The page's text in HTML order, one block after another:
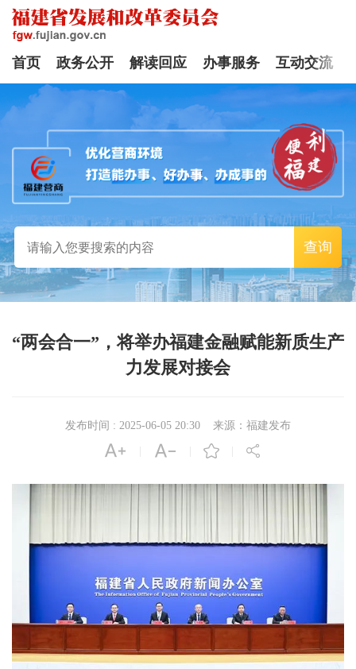
首页 政务公开 解读回应 办事服务 互动交流
查询
“两会合一”，将举办福建金融赋能新质生产
力发展对接会
发布时间 : 2025-06-05 20:30 来源：福建发布
   